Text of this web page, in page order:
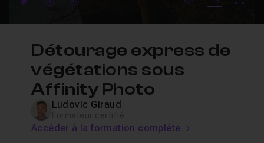
PlayForwardForward mute video
Subtitles
Détourage express de
végétations sous
Affinity Photo
Ludovic Giraud
Accéder à la formation complète